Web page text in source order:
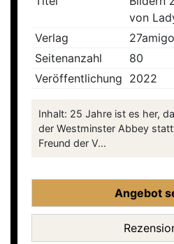
von
Verlag
Seitenanzahl
80
Veröffentlichung 2022
Inhalt: 25 Jahre ist es her,
der Westminster Abbey
Freund der V...
Angebot